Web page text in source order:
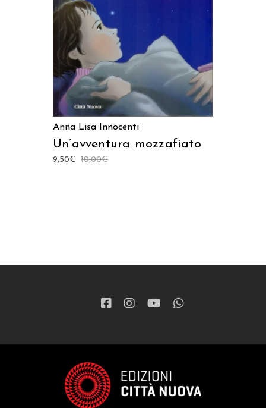
Anna Lisa Innocenti
Un’avventura mozzafiato
10,00€
9,50€